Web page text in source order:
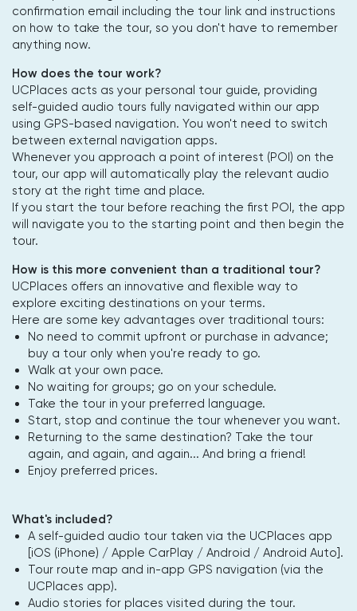
confirmation email including the tour link and instructions
on how to take the tour, so you don't have to remember
anything now.
How does the tour work?
UCPlaces acts as your personal tour guide, providing
self-guided audio tours fully navigated within our app
using GPS-based navigation. You won't need to switch
between external navigation apps.
Whenever you approach a point of interest (POI) on the
tour, our app will automatically play the relevant audio
story at the right time and place.
If you start the tour before reaching the first POI, the app
will navigate you to the starting point and then begin the
tour.
How is this more convenient than a traditional tour?
UCPlaces offers an innovative and flexible way to
explore exciting destinations on your terms.
Here are some key advantages over traditional tours:
No need to commit upfront or purchase in advance;
buy a tour only when you're ready to go.
Walk at your own pace.
No waiting for groups; go on your schedule.
Take the tour in your preferred language.
Start, stop and continue the tour whenever you want.
Returning to the same destination? Take the tour
again, and again, and again... And bring a friend!
Enjoy preferred prices.
What's included?
A self-guided audio tour taken via the UCPlaces app
[iOS (iPhone) / Apple CarPlay / Android / Android Auto].
Tour route map and in-app GPS navigation (via the
UCPlaces app).
Audio stories for places visited during the tour.